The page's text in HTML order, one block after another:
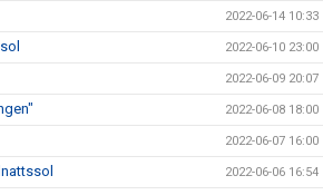
2022-06-14 10:33
2022-06-10 23:00
2022-06-09 20:07
2022-06-08 18:00
2022-06-07 16:00
2022-06-06 16:54